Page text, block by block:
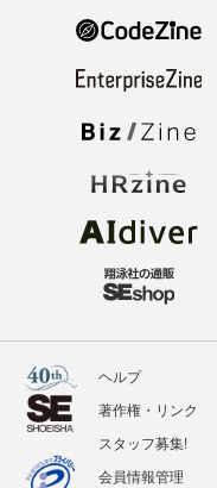
ヘルプ
著作権・リンク
スタッフ募集!
会員情報管理